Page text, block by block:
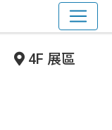
4F 展區